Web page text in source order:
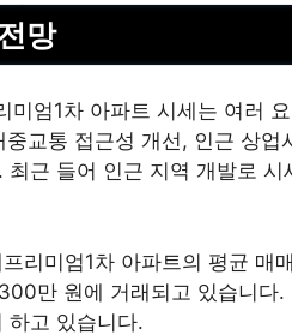
망
엄1차 아파트 시세는 여러
교통 접근성 개선, 인근 상
근 들어 인근 지역 개발로
리미엄1차 아파트의 평균 매
만 원에 거래되고 있습니다
하고 있습니다.